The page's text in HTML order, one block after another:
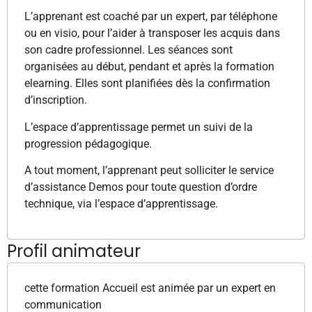
L’apprenant est coaché par un expert, par téléphone
ou en visio, pour l’aider à transposer les acquis dans
son cadre professionnel. Les séances sont
organisées au début, pendant et après la formation
elearning. Elles sont planifiées dès la confirmation
d’inscription.
L’espace d’apprentissage permet un suivi de la
progression pédagogique.
A tout moment, l’apprenant peut solliciter le service
d’assistance Demos pour toute question d’ordre
technique, via l’espace d’apprentissage.
Profil animateur
cette formation Accueil est animée par un expert en
communication